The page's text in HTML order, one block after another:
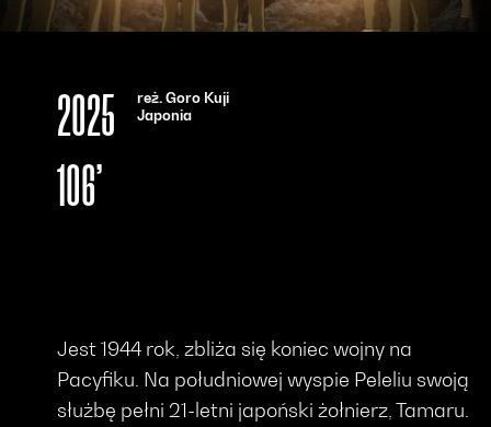
reż. Goro Kuji
Japonia
2025
106’
Jest 1944 rok, zbliża się koniec wojny na
Pacyfiku. Na południowej wyspie Peleliu swoją
służbę pełni 21-letni japoński żołnierz, Tamaru.